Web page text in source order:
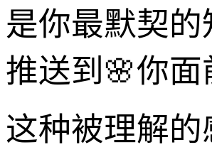
是你最默契
推送到🌸你面
这种被理解